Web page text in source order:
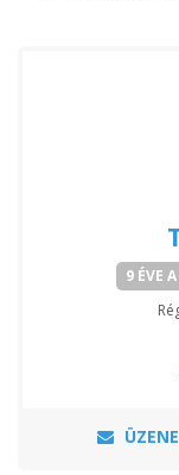
9 ÉVE